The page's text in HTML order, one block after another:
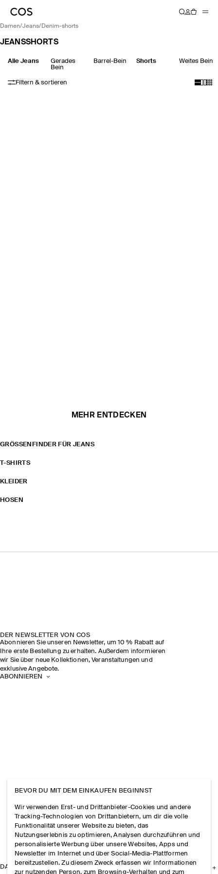
damen/ jeans/ denim-shorts
JEANSSHORTS
Alle Jeans
Gerades
Bein
Barrel-Bein Shorts Weites Bein
Filtern & sortieren
MEHR ENTDECKEN
GRÖSSENFINDER FÜR JEANS
T-SHIRTS
KLEIDER
HOSEN
DER NEWSLETTER VON COS
Abonnieren Sie unseren Newsletter, um 10 % Rabatt auf
Ihre erste Bestellung zu erhalten. Außerdem informieren
wir Sie über neue Kollektionen, Veranstaltungen und
exklusive Angebote.
ABONNIEREN
DAS UNTERNEHMEN
BEVOR DU MIT DEM EINKAUFEN BEGINNST
Wir verwenden Erst- und Drittanbieter-Cookies und andere
Tracking-Technologien von Drittanbietern, um dir die volle
Funktionalität unserer Website zu bieten, das
Nutzungserlebnis zu optimieren, Analysen durchzuführen und
personalisierte Werbung über unsere Websites, Apps und
Newsletter im Internet und über Social-Media-Plattformen
bereitzustellen. Zu diesem Zweck erfassen wir Informationen
zur nutzenden Person, zum Browsing-Verhalten und zum